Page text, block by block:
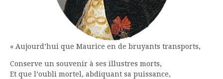
« Aujourd’hui que Maurice en de bruyants transports,
Conserve un souvenir à ses illustres morts,
Et que l’oubli mortel, abdiquant sa puissance,